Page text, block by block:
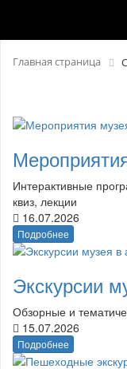
Главная страница
Интерактивные
квиз, лекции
16.07.2026
Подробнее
Экскурсии
Обзорные и
15.07.2026
Подробнее